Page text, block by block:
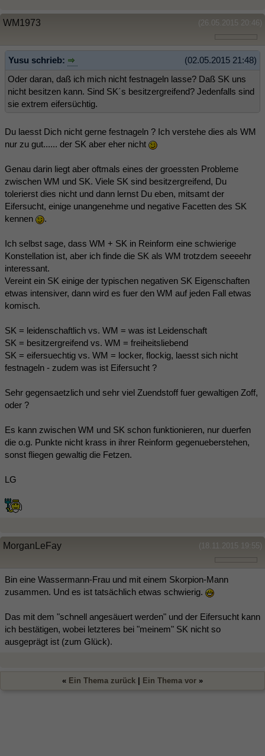
(26.05.2015 20:46)
WM1973
(02.05.2015 21:48)
Yusu schrieb:
Oder daran, daß ich mich nicht festnageln lasse? Daß SK uns
nicht besitzen kann. Sind SK´s besitzergreifend? Jedenfalls sind
sie extrem eifersüchtig.
Du laesst Dich nicht gerne festnageln ? Ich verstehe dies als WM
nur zu gut...... der SK aber eher nicht
Genau darin liegt aber oftmals eines der groessten Probleme
zwischen WM und SK. Viele SK sind besitzergreifend, Du
tolerierst dies nicht und dann lernst Du eben, mitsamt der
Eifersucht, einige unangenehme und negative Facetten des SK
kennen
.
Ich selbst sage, dass WM + SK in Reinform eine schwierige
Konstellation ist, aber ich finde die SK als WM trotzdem seeeehr
interessant.
Vereint ein SK einige der typischen negativen SK Eigenschaften
etwas intensiver, dann wird es fuer den WM auf jeden Fall etwas
komisch.
SK = leidenschaftlich vs. WM = was ist Leidenschaft
SK = besitzergreifend vs. WM = freiheitsliebend
SK = eifersuechtig vs. WM = locker, flockig, laesst sich nicht
festnageln - zudem was ist Eifersucht ?
Sehr gegensaetzlich und sehr viel Zuendstoff fuer gewaltigen Zoff,
oder ?
Es kann zwischen WM und SK schon funktionieren, nur duerfen
die o.g. Punkte nicht krass in ihrer Reinform gegenueberstehen,
sonst fliegen gewaltig die Fetzen.
LG
(18.11.2015 19:55)
MorganLeFay
Bin eine Wassermann-Frau und mit einem Skorpion-Mann
zusammen. Und es ist tatsächlich etwas schwierig.
Das mit dem "schnell angesäuert werden" und der Eifersucht kann
ich bestätigen, wobei letzteres bei "meinem" SK nicht so
ausgeprägt ist (zum Glück).
« Ein Thema zurück Ein Thema vor »